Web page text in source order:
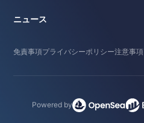
ニュース
免責事項プライバシーポリシー注意事項
Powered by